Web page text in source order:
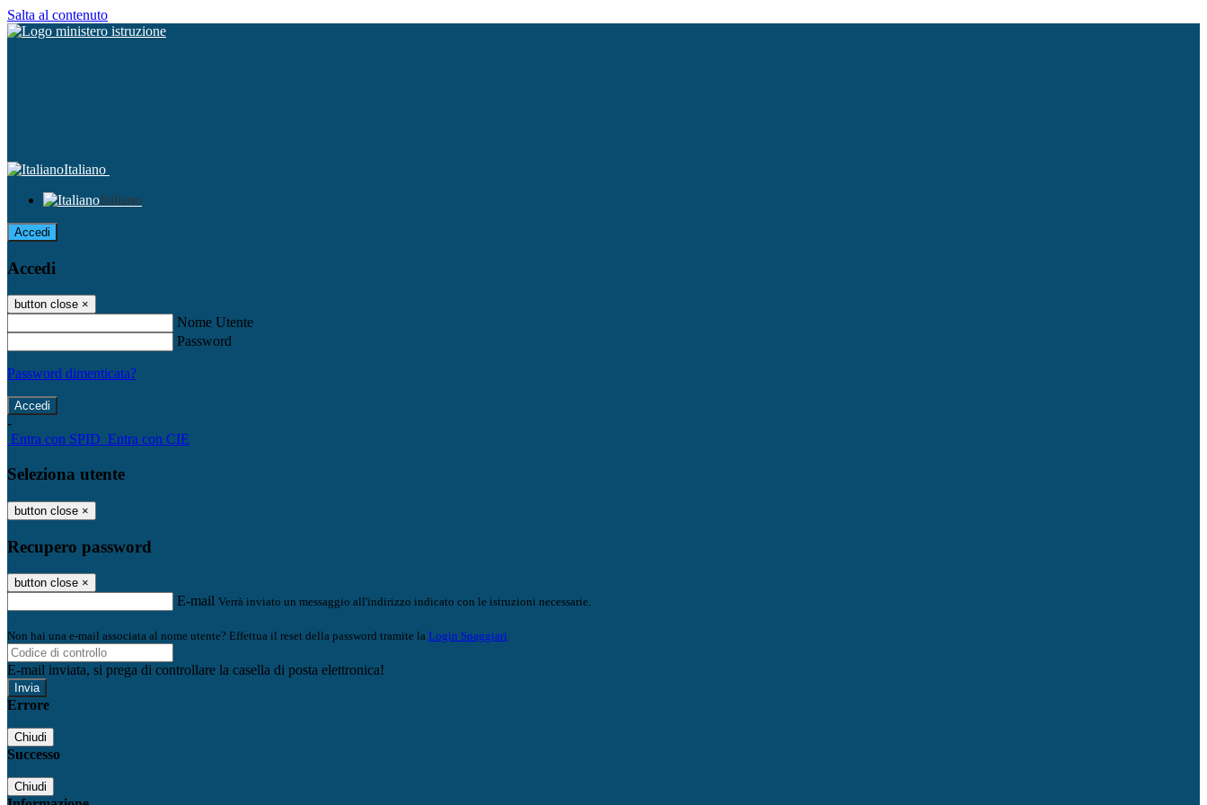
Salta al contenuto
Italiano
Italiano
Accedi
Accedi
button close ×
Nome Utente
Password
Password dimenticata?
-
Entra con SPID Entra con CIE
Seleziona utente
button close ×
Recupero password
button close ×
E-mail Verrà inviato un messaggio all'indirizzo indicato con le istruzioni necessarie.
Non hai una e-mail associata al nome utente? Effettua il reset della password tramite la Login Spaggiari
E-mail inviata, si prega di controllare la casella di posta elettronica!
Errore
Chiudi
Successo
Chiudi